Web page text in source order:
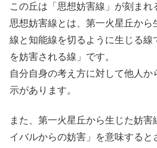
この丘は「思想妨害線」が刻まれ
思想妨害線とは、第一火星丘から
線と知能線を切るように生じる線
を妨害される線」です。
自分自身の考え方に対して他人
示があります。
また、第一火星丘から生じた妨害
イバルからの妨害」を意味すると